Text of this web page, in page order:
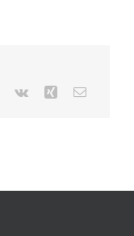
Pinterest
Vk Xing E-